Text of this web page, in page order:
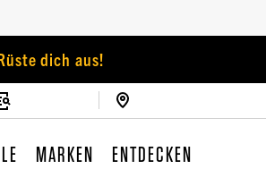
dich aus!
MARKEN ENTDECKEN